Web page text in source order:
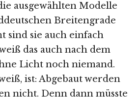
ausgewählten Modelle
Breitengrade
sind sie auch einfach
das auch nach dem
Licht noch niemand.
ist: Abgebaut werden
nicht. Denn dann müsste